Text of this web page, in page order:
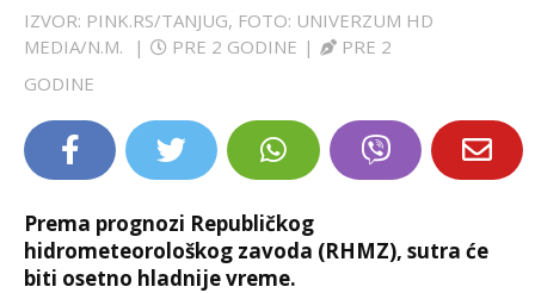
IZVOR: PINK.RS/TANJUG, FOTO: UNIVERZUM HD
MEDIA/N.M.
| PRE 2 GODINE |
PRE 2
GODINE
Prema prognozi Republičkog
hidrometeorološkog zavoda (RHMZ), sutra će
biti osetno hladnije vreme.